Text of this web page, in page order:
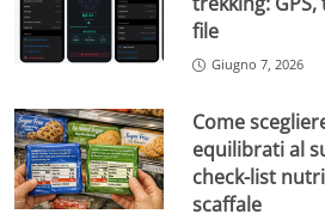
file
Giugno 7, 2026
Come
equilibrati al
check-list
scaffale